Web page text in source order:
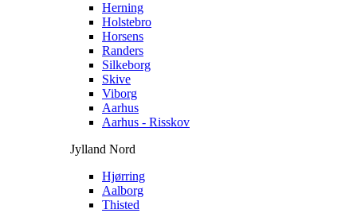
Herning
Holstebro
Horsens
Randers
Silkeborg
Skive
Viborg
Aarhus
Aarhus - Risskov
Jylland Nord
Hjørring
Aalborg
Thisted